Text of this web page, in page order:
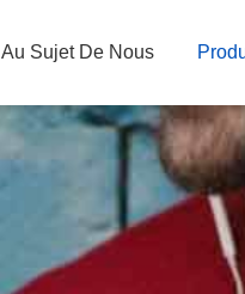
Au Sujet De Nous